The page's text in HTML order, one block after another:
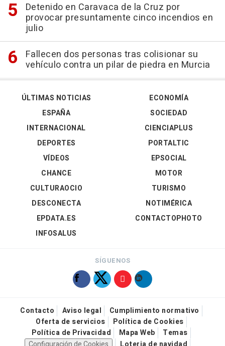
Detenido en Caravaca de la Cruz por
provocar presuntamente cinco incendios en
julio
Fallecen dos personas tras colisionar su
vehículo contra un pilar de piedra en Murcia
ÚLTIMAS NOTICIAS
ESPAÑA
INTERNACIONAL
DEPORTES
VÍDEOS
ECONOMÍA
SOCIEDAD
CIENCIAPLUS
PORTALTIC
EPSOCIAL
CHANCE
CULTURAOCIO
DESCONECTA
EPDATA.ES
INFOSALUS
MOTOR
TURISMO
NOTIMÉRICA
CONTACTOPHOTO
SÍGUENOS
Contacto Aviso legal
Cumplimiento normativo
Oferta de servicios
Política de Cookies
Política de Privacidad
Mapa Web
Temas